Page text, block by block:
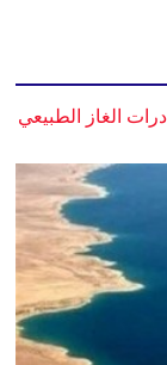
الغاز الطبيعي